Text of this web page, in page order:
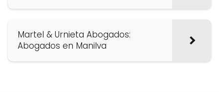
Martel & Urnieta Abogados:
Abogados en Manilva